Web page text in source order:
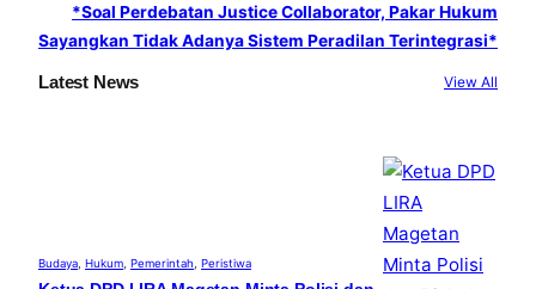
*Soal Perdebatan Justice Collaborator, Pakar Hukum
Sayangkan Tidak Adanya Sistem Peradilan Terintegrasi*
Latest News View All
Budaya Hukum Pemerintah Peristiwa